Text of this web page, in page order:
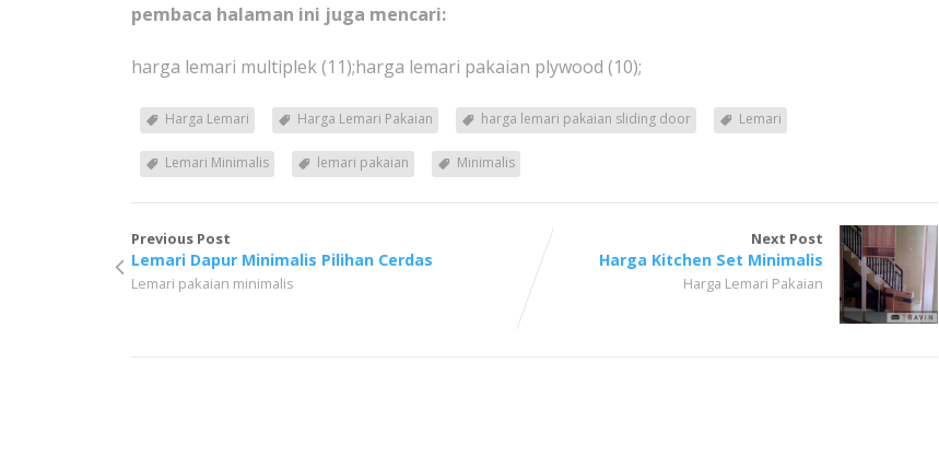
pembaca halaman ini juga mencari:
harga lemari multiplek (11);harga lemari pakaian plywood (10);
Harga Lemari Harga Lemari Pakaian harga lemari pakaian sliding door Lemari
Lemari Minimalis lemari pakaian Minimalis
Previous Post
Lemari Dapur Minimalis Pilihan Cerdas
Lemari pakaian minimalis
Next Post
Harga Kitchen Set Minimalis
Harga Lemari Pakaian